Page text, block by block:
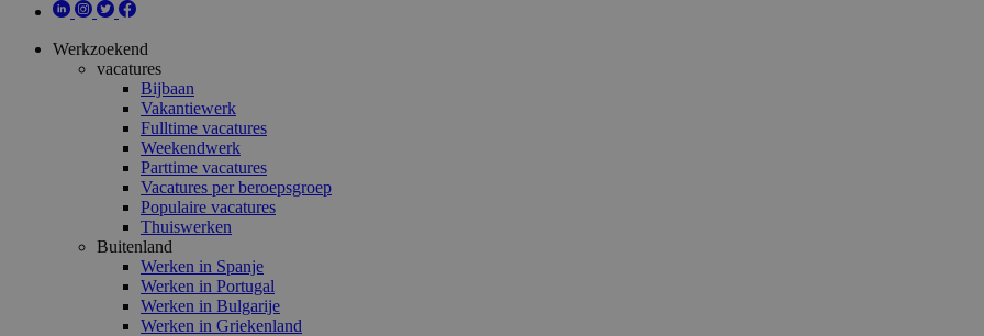
Werkzoekend
vacatures
Bijbaan
Vakantiewerk
Fulltime vacatures
Weekendwerk
Parttime vacatures
Vacatures per beroepsgroep
Populaire vacatures
Thuiswerken
Buitenland
Werken in Spanje
Werken in Portugal
Werken in Bulgarije
Werken in Griekenland